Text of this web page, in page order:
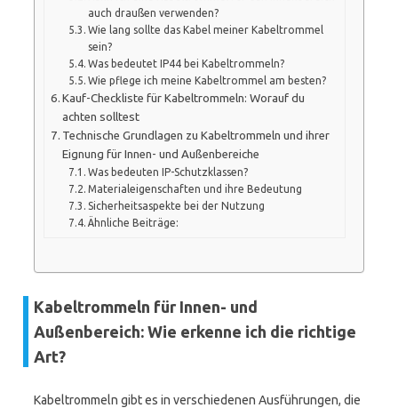
auch draußen verwenden?
Wie lang sollte das Kabel meiner Kabeltrommel
sein?
Was bedeutet IP44 bei Kabeltrommeln?
Wie pflege ich meine Kabeltrommel am besten?
Kauf-Checkliste für Kabeltrommeln: Worauf du
achten solltest
Technische Grundlagen zu Kabeltrommeln und ihrer
Eignung für Innen- und Außenbereiche
Was bedeuten IP-Schutzklassen?
Materialeigenschaften und ihre Bedeutung
Sicherheitsaspekte bei der Nutzung
Ähnliche Beiträge:
Kabeltrommeln für Innen- und
Außenbereich: Wie erkenne ich die richtige
Art?
Kabeltrommeln gibt es in verschiedenen Ausführungen, die